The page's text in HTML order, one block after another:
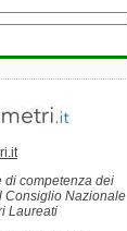
di competenza dei
Consiglio Nazionale
Laureati